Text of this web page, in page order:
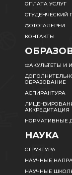
ОПЛАТА УСЛУГ
СТУДЕНЧЕСКИЙ
ФОТОГАЛЕРЕИ
КОНТАКТЫ
ФАКУЛЬТЕТЫ И
ОБРАЗОВАНИЕ
АСПИРАНТУРА
АККРЕДИТАЦИЯ
НОРМАТИВНЫЕ
НАУКА
СТРУКТУРА
НАУЧНЫЕ
НАУЧНЫЕ